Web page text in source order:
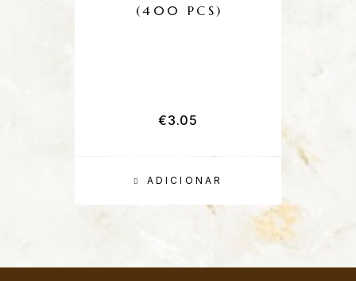
ADICIONAR
(400 PCS)
€3.05